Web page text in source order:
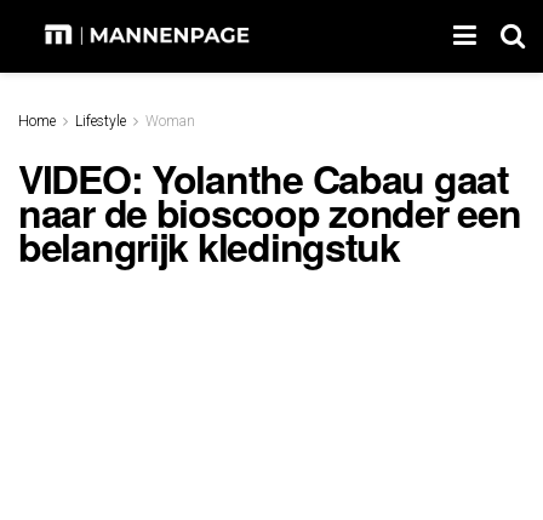
Home Lifestyle Woman
VIDEO: Yolanthe Cabau gaat
naar de bioscoop zonder een
belangrijk kledingstuk